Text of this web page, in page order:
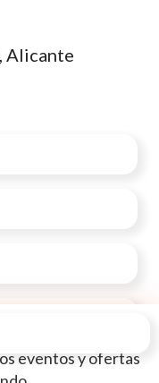
Alicante
eventos y ofertas